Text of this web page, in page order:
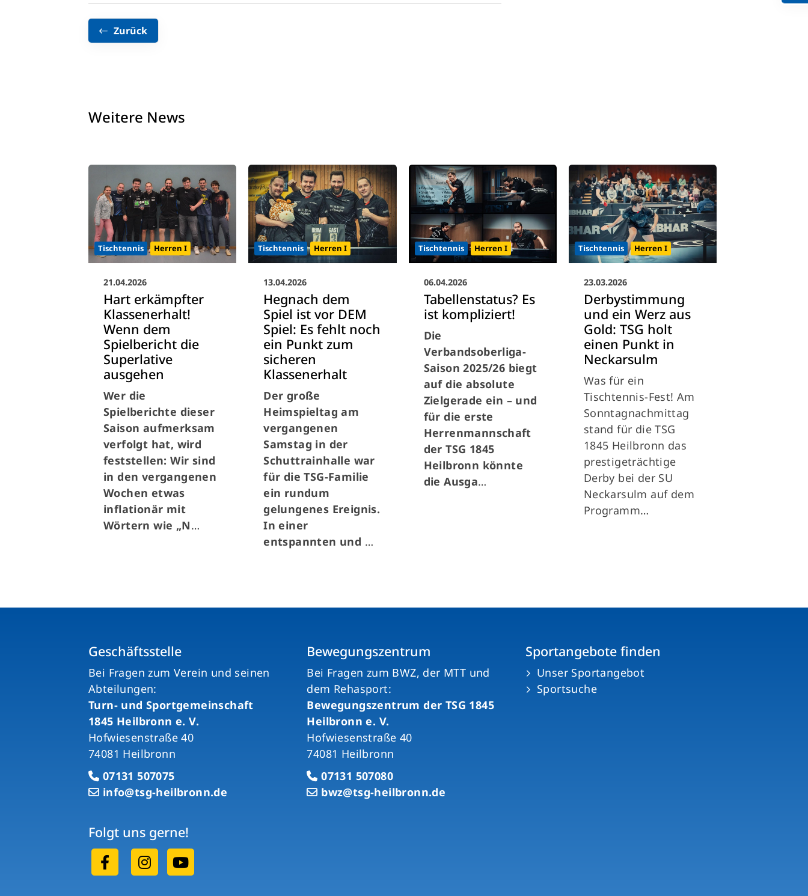
Zurück
Weitere News
Tischtennis Herren I
21.04.2026
Hart erkämpfter
Klassenerhalt!
Wenn dem
Spielbericht die
Superlative
ausgehen
Wer die
Spielberichte dieser
Saison aufmerksam
verfolgt hat, wird
feststellen: Wir sind
in den vergangenen
Wochen etwas
inflationär mit
Wörtern wie „N…
Tischtennis Herren I
13.04.2026
Hegnach dem
Spiel ist vor DEM
Spiel: Es fehlt noch
ein Punkt zum
sicheren
Klassenerhalt
Der große
Heimspieltag am
vergangenen
Samstag in der
Schuttrainhalle war
für die TSG-Familie
ein rundum
gelungenes Ereignis.
In einer
entspannten und …
Tischtennis Herren I
06.04.2026
Tabellenstatus? Es
ist kompliziert!
Die
Verbandsoberliga-
Saison 2025/26 biegt
auf die absolute
Zielgerade ein – und
für die erste
Herrenmannschaft
der TSG 1845
Heilbronn könnte
die Ausga…
Tischtennis Herren I
23.03.2026
Derbystimmung
und ein Werz aus
Gold: TSG holt
einen Punkt in
Neckarsulm
Was für ein
Tischtennis-Fest! Am
Sonntagnachmittag
stand für die TSG
1845 Heilbronn das
prestigeträchtige
Derby bei der SU
Neckarsulm auf dem
Programm…
Geschäftsstelle
Bei Fragen zum Verein und seinen
Abteilungen:
Turn- und Sportgemeinschaft
1845 Heilbronn e. V.
Hofwiesenstraße 40
74081 Heilbronn
07131 507075
info@tsg-heilbronn.de
Bewegungszentrum
Bei Fragen zum BWZ, der MTT und
dem Rehasport:
Bewegungszentrum der TSG 1845
Heilbronn e. V.
Hofwiesenstraße 40
74081 Heilbronn
07131 507080
bwz@tsg-heilbronn.de
Sportangebote finden
Unser Sportangebot
Sportsuche
Folgt uns gerne!